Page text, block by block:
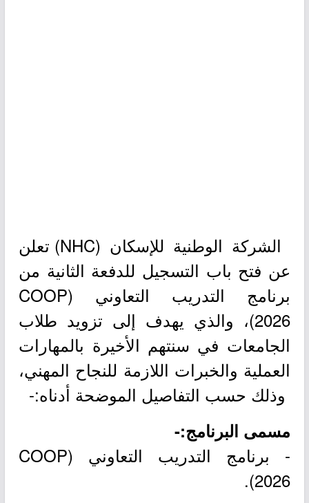
الشركة الوطنية للإسكان (NHC) تعلن
عن فتح باب التسجيل للدفعة الثانية من
برنامج التدريب التعاوني (COOP
2026)، والذي يهدف إلى تزويد طلاب
الجامعات في سنتهم الأخيرة بالمهارات
العملية والخبرات اللازمة للنجاح المهني،
وذلك حسب التفاصيل الموضحة أدناه:-
مسمى البرنامج:-
- برنامج التدريب التعاوني (COOP
2026).